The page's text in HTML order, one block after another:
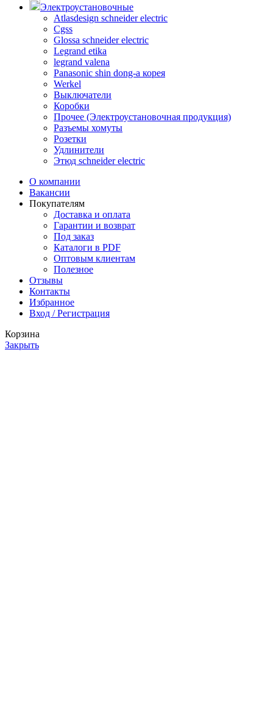
Электроустановочные
Atlasdesign schneider electric
Cgss
Glossa schneider electric
Legrand etika
legrand valena
Panasonic shin dong-a корея
Werkel
Выключатели
Коробки
Прочее (Электроустановочная продукция)
Разъемы хомуты
Розетки
Удлинители
Этюд schneider electric
О компании
Вакансии
Покупателям
Доставка и оплата
Гарантии и возврат
Под заказ
Каталоги в PDF
Оптовым клиентам
Полезное
Отзывы
Контакты
Избранное
Вход / Регистрация
Корзина
Закрыть